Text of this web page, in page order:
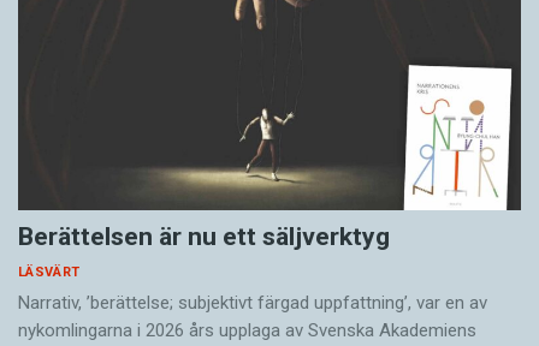
Berättelsen är nu ett säljverktyg
LÄSVÄRT
Narrativ, ’berättelse; subjektivt färgad uppfattning’, var en av
nykomlingarna i 2026 års upplaga av Svenska Akademiens